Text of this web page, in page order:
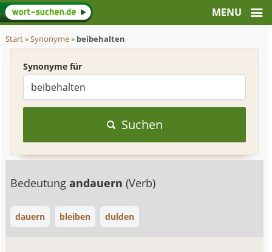
Start»Synonyme» beibehalten
Synonyme für
Suchen
Bedeutungandauern(Verb)
dauern bleiben dulden